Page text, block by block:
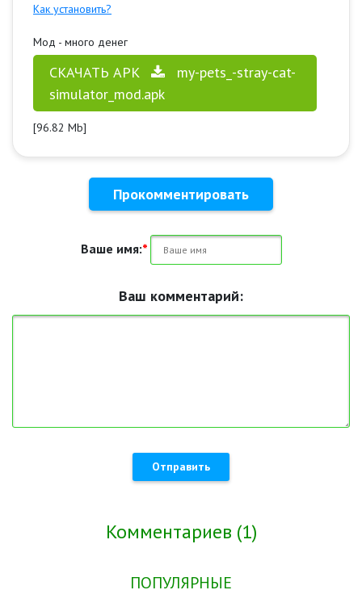
Как установить?
Мод - много денег
СКАЧАТЬ APK
my-pets_-stray-cat-
simulator_mod.apk
[96.82 Mb]
Прокомментировать
Ваше имя:*
Ваш комментарий:
Отправить
Комментариев (1)
ПОПУЛЯРНЫЕ